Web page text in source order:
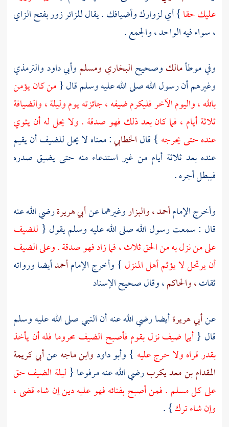
عليك حقا} أي لزوارك وأضيافك . يقال للزائر زور بفتح الزاي
، سواء فيه الواحد ، والجمع .
وفي موطأمالكوصحيحالبخاري ومسلموأبي داودوالترمذي
وغيرهم أن رسول الله صلى الله عليه وسلم قال {من كان يؤمن
بالله ، واليوم الآخر فليكرم ضيفه ، جائزته يوم وليلة ، والضيافة
ثلاثة أيام ، فما كان بعد ذلك فهو صدقة . ولا يحل له أن يثوي
عنده حتى يحرجه } قالالخطابي: معناه لا يحل للضيف أن يقيم
عنده بعد ثلاثة أيام من غير استدعاء منه حتى يضيق صدره
فيبطل أجره .
وأخرج الإمامأحمد، والبزاروغيرهما عنأبي هريرةرضي الله عنه
قال : سمعت رسول الله صلى الله عليه وسلم يقول { للضيف
على من نزل به من الحق ثلاث ، فما زاد فهو صدقة . وعلى الضيف
أن يرتحل لا يؤثم أهل المنزل } وأخرج الإمامأحمدأيضا ورواته
ثقات، والحاكم، وقال صحيح الإسناد
عنأبي هريرةأيضا رضي الله عنه أن النبي صلى الله عليه وسلم
قال {أيما ضيف نزل بقوم فأصبح الضيف محروما فله أن يأخذ
بقدر قراه ولا حرج عليه } وأبو داودوابن ماجهعنأبي كريمة
المقدام بن معد يكربرضي الله عنه مرفوعا { ليلة الضيف حق
على كل مسلم . فمن أصبح بفنائه فهو عليه دين إن شاء قضى ،
وإن شاء ترك} .